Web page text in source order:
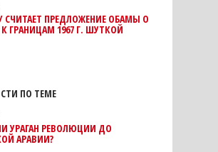
СЧИТАЕТ ПРЕДЛОЖЕНИЕ ОБАМЫ О
ГРАНИЦАМ 1967 Г. ШУТКОЙ
ПО ТЕМЕ
УРАГАН РЕВОЛЮЦИИ ДО
АРАВИИ?